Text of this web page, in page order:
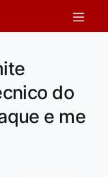
do
e me